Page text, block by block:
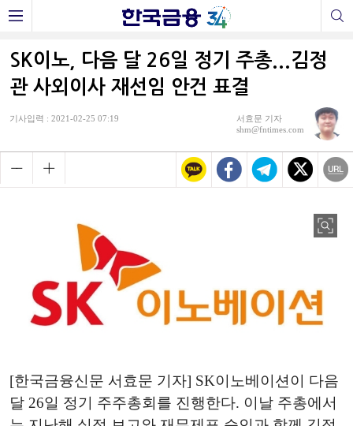
SK이노, 다음 달 26일 정기 주총...김정
관 사외이사 재선임 안건 표결
기사입력 : 2021-02-25 07:19
서효문 기자
shm@fntimes.com
[한국금융신문 서효문 기자] SK이노베이션이 다음
달 26일 정기 주주총회를 진행한다. 이날 주총에서